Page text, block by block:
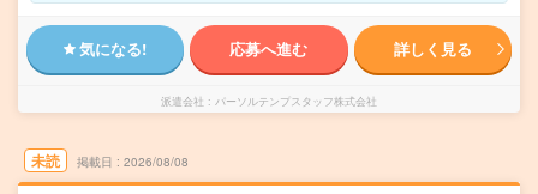
気になる! 応募へ進む 詳しく見る
派遣会社 パーソルテンプスタッフ株式会社
未読 掲載日 2026/08/08